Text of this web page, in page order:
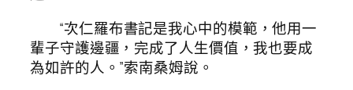
“次仁羅布書記是我心中的模範，他用一
輩子守護邊疆，完成了人生價值，我也要成
為如許的人。”索南桑姆說。